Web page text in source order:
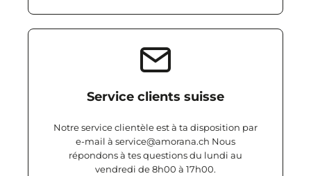
Service clients suisse
Notre service clientèle est à ta disposition par
e-mail à service@amorana.ch Nous
répondons à tes questions du lundi au
vendredi de 8h00 à 17h00.